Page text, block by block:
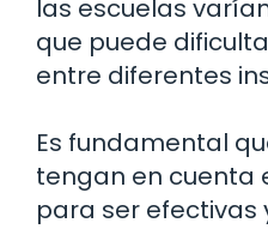
las escuelas
que puede
entre diferentes
Es fundamental
tengan en cuenta
para ser efectivas